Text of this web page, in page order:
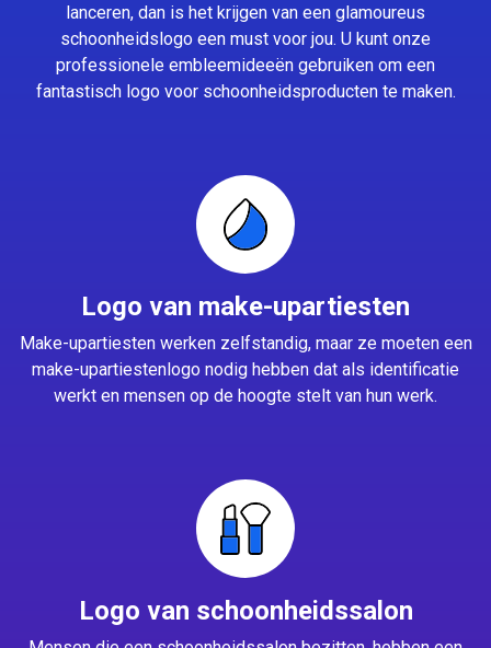
lanceren, dan is het krijgen van een glamoureus
schoonheidslogo een must voor jou. U kunt onze
professionele embleemideeën gebruiken om een
fantastisch logo voor schoonheidsproducten te maken.
Logo van make-upartiesten
Make-upartiesten werken zelfstandig, maar ze moeten een
make-upartiestenlogo nodig hebben dat als identificatie
werkt en mensen op de hoogte stelt van hun werk.
Logo van schoonheidssalon